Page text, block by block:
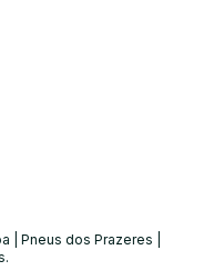
| Pneus dos Prazeres |